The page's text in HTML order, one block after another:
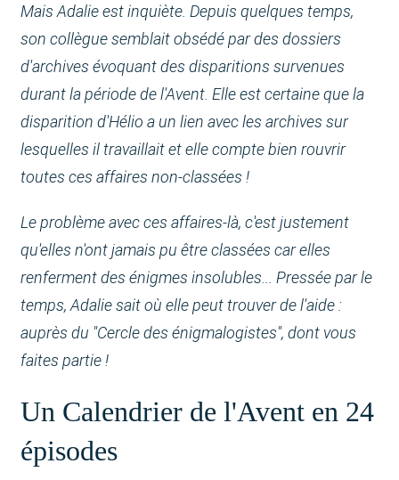
Mais Adalie est inquiète. Depuis quelques temps,
son collègue semblait obsédé par des dossiers
d'archives évoquant des disparitions survenues
durant la période de l'Avent. Elle est certaine que la
disparition d'Hélio a un lien avec les archives sur
lesquelles il travaillait et elle compte bien rouvrir
toutes ces affaires non-classées !
Le problème avec ces affaires-là, c'est justement
qu'elles n'ont jamais pu être classées car elles
renferment des énigmes insolubles... Pressée par le
temps, Adalie sait où elle peut trouver de l'aide :
auprès du "Cercle des énigmalogistes", dont vous
faites partie !
Un Calendrier de l'Avent en 24
épisodes